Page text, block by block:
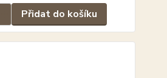
Přidat do košíku